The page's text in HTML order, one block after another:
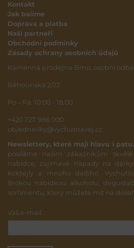
Kontakt
Jak balíme
Doprava a platba
Naši partneři
Obchodní podmínky
Zásady ochrany osobních údajů
Kamenná prodejna Brno, osobní
Běhounská 2/22
Po – Pá: 10:00 – 18:00
+420 727 986 000
objednavky@vychutnavej.cz
Newslettery, které mají hlavu i patu.
posíláme našim zákazníkům
nabídce, zajímavé nápady na
koktejly a mnoho dalšího.
širokou nabídkou alkoholu,
sortimentu, který můžete mít na
Váš e-mail: